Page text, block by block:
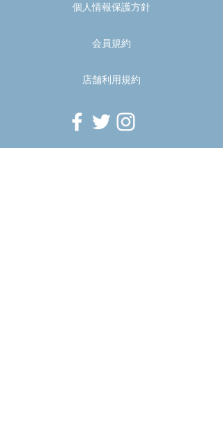
個人情報保護方針
会員規約
店舗利用規約